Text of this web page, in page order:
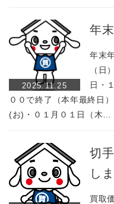
2025.11.25
年
年末
（日
日・
００で終了（本年最終日
(お)・０１月０１日（木…
切
し
買取